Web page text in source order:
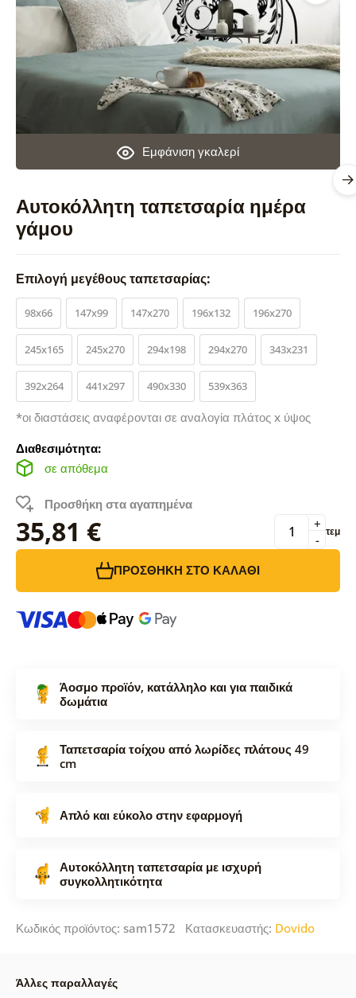
Αυτοκόλλητη ταπετσαρία ημέρα
γάμου
Εμφάνιση γκαλερί
Επιλογή μεγέθους ταπετσαρίας:
98x66 147x99 147x270 196x132 196x270
245x165 245x270 294x198 294x270 343x231
392x264 441x297 490x330 539x363
*οι διαστάσεις αναφέρονται σε αναλογία πλάτος x ύψος
Διαθεσιμότητα:
σε απόθεμα
Προσθήκη στα αγαπημένα
35,81 € -
+ τεμ
ΠΡΟΣΘΉΚΗ ΣΤΟ ΚΑΛΆΘΙ
Άοσμο προϊόν, κατάλληλο και για παιδικά
δωμάτια
Ταπετσαρία τοίχου από λωρίδες πλάτους 49
cm
Απλό και εύκολο στην εφαρμογή
Αυτοκόλλητη ταπετσαρία με ισχυρή
συγκολλητικότητα
Κωδικός προϊόντος: sam1572 Κατασκευαστής: Dovido
Άλλες παραλλαγές